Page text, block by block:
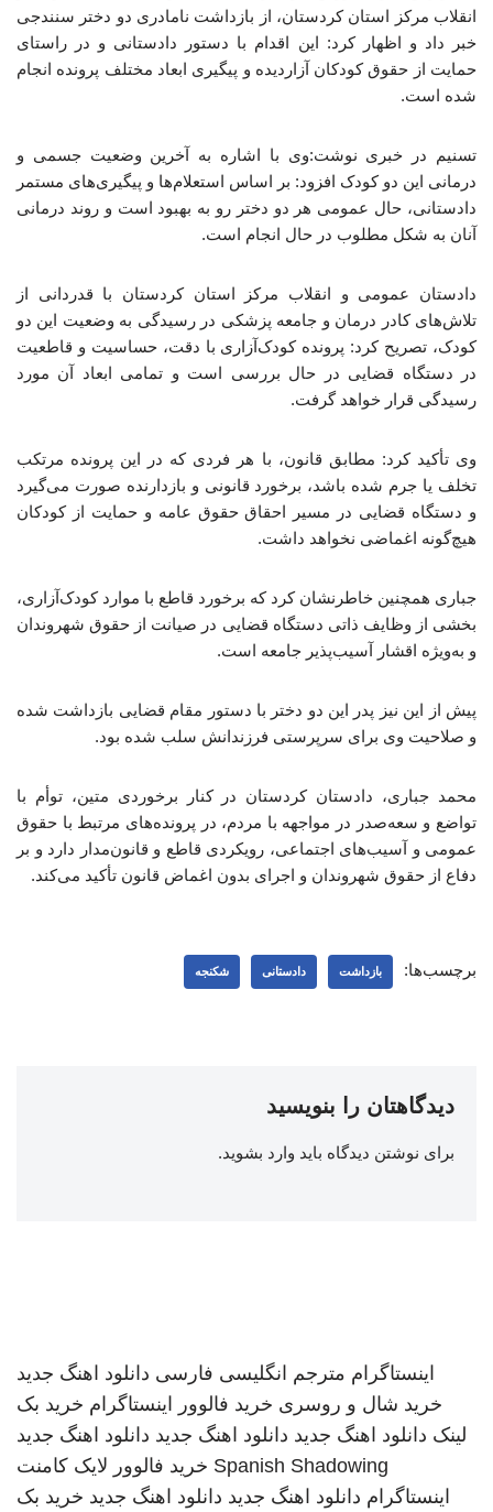
انقلاب مرکز استان کردستان، از بازداشت نامادری دو دختر سنندجی
خبر داد و اظهار کرد: این اقدام با دستور دادستانی و در راستای
حمایت از حقوق کودکان آزاردیده و پیگیری ابعاد مختلف پرونده انجام
شده است.
تسنیم در خبری نوشت:وی با اشاره به آخرین وضعیت جسمی و
درمانی این دو کودک افزود: بر اساس استعلام‌ها و پیگیری‌های مستمر
دادستانی، حال عمومی هر دو دختر رو به بهبود است و روند درمانی
آنان به شکل مطلوب در حال انجام است.
دادستان عمومی و انقلاب مرکز استان کردستان با قدردانی از
تلاش‌های کادر درمان و جامعه پزشکی در رسیدگی به وضعیت این دو
کودک، تصریح کرد: پرونده کودک‌آزاری با دقت، حساسیت و قاطعیت
در دستگاه قضایی در حال بررسی است و تمامی ابعاد آن مورد
رسیدگی قرار خواهد گرفت.
وی تأکید کرد: مطابق قانون، با هر فردی که در این پرونده مرتکب
تخلف یا جرم شده باشد، برخورد قانونی و بازدارنده صورت می‌گیرد
و دستگاه قضایی در مسیر احقاق حقوق عامه و حمایت از کودکان
هیچ‌گونه اغماضی نخواهد داشت.
جباری همچنین خاطرنشان کرد که برخورد قاطع با موارد کودک‌آزاری،
بخشی از وظایف ذاتی دستگاه قضایی در صیانت از حقوق شهروندان
و به‌ویژه اقشار آسیب‌پذیر جامعه است.
پیش از این نیز پدر این دو دختر با دستور مقام قضایی بازداشت شده
و صلاحیت وی برای سرپرستی فرزندانش سلب شده بود.
محمد جباری، دادستان کردستان در کنار برخوردی متین، توأم با
تواضع و سعه‌صدر در مواجهه با مردم، در پرونده‌های مرتبط با حقوق
عمومی و آسیب‌های اجتماعی، رویکردی قاطع و قانون‌مدار دارد و بر
دفاع از حقوق شهروندان و اجرای بدون اغماض قانون تأکید می‌کند.
برچسب‌ها: بازداشت دادستانی شکنجه
دیدگاهتان را بنویسید
برای نوشتن دیدگاه باید وارد بشوید.
اینستاگرام مترجم انگلیسی فارسی دانلود اهنگ جدید
خرید شال و روسری خرید فالوور اینستاگرام خرید بک
لینک دانلود اهنگ جدید دانلود اهنگ جدید دانلود اهنگ جدید
Spanish Shadowing خرید فالوور لایک کامنت
اینستاگرام دانلود اهنگ جدید دانلود اهنگ جدید خرید بک